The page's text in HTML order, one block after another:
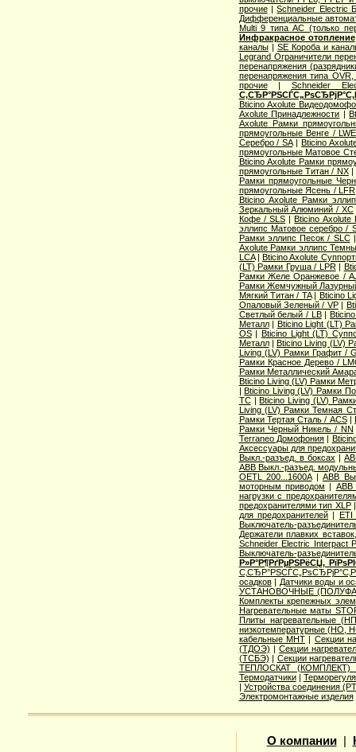
прочие|Schneider Electric
Дифференциальные
Multi 9 типа АС (только
Инфракрасное отопление
каналы| SE Короба и
Legrand Ограничители
перенапряжения
перенапряжения типа
прочие|Schneider
Bticino Axolute
Axolute Принадлежности |
Axolute Рамки
прямоугольные Венге / LWE
Серебро / SA|Bticino
прямоугольные Матовое
Bticino Axolute Рамки
прямоугольные Титан / NX|
Рамки прямоугольные
прямоугольные Ясень / LFR
Bticino Axolute Рамки
Зеркальный Алюминий / XC
Кофе / SLS|Bticino Axolute
эллипс Матовое серебро /
Рамки эллипс Песок / SLC
Axolute Рамки эллипс
LCA|Bticino Axolute
(LT) Рамки Груша / LPR|
Рамки Желе Оранжевое /
Рамки Жемчужный
Мягкий Титан / TA| Bticino
Опаловый Зеленый / VP|
Светлый белый / LB|
Металл| Bticino Light (LT)
OS| Bticino Light (LT)
Металл|Bticino Living (LV)
Living (LV) Рамки Графит /
Рамки Красное Дерево /
Рамки Металлический
Bticino Living (LV) Рамки
|Bticino Living (LV) Рамки
TC|Bticino Living (LV)
Living (LV) Рамки Темная
Рамки Тертая Сталь / ACS|
Рамки Черный Никель / NN
Terraneo Домофония|
Аксессуары для
Выкл.-разъед. в боксах |
ABB Выкл.-разъед.
OETL 200...1600A| ABB
моторным приводом | ABB
нагрузки с
предохранителями тип XLP
для предохранителей| ETI
Выключатель-
Держатели плавких
Schneider Electric Interpact
Выключатель-
Р»Р°Р¶РґРµРЅРёСЏ,
осадков| Датчики воды и
УСТАНОВОЧНЫЕ
Комплекты крепежных
Нагревательные маты
Плиты нагревательные
низкотемпературные
кабельные МНТ| Секции
(ТДОЭ) |Секции
(ТСБЭ) | Секции
ТЕПЛОСКАТ (КОМПЛЕКТ)
Термодатчики|
| Устройства соединения
Электромонтажные изделия
О компании|